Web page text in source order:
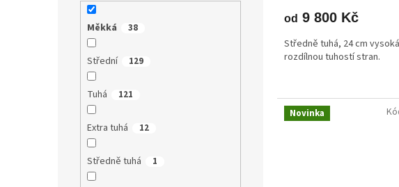
Měkká 38
Střední 129
Tuhá 121
Extra tuhá 12
Středně tuhá 1
od 9 800 Kč
Středně tuhá, 24 cm
rozdílnou tuhostí stran.
Novinka